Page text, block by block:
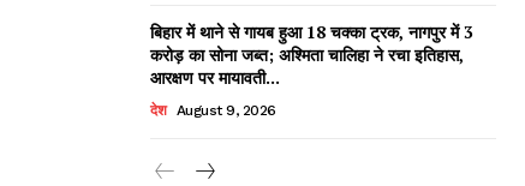
बिहार में थाने से गायब हुआ 18 चक्का ट्रक, नागपुर में 3
करोड़ का सोना जब्त; अश्मिता चालिहा ने रचा इतिहास,
आरक्षण पर मायावती...
देश August 9, 2026